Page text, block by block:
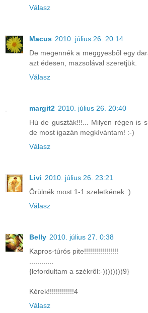
Válasz
Macus 2010. július 26. 20:14
De megennék a meggyesből egy
azt édesen, mazsolával szeretjük.
Válasz
margit2 2010. július 26. 20:40
Hú de guszták!!!... Milyen régen is
de most igazán megkívántam! :-)
Válasz
Livi 2010. július 26. 23:21
Örülnék most 1-1 szeletkének :)
Válasz
Belly 2010. július 27. 0:38
Kapros-túrós pite!!!!!!!!!!!!!!!!!
............
{lefordultam a székről:-))))))))9}
Kérek!!!!!!!!!!!!!4
Válasz